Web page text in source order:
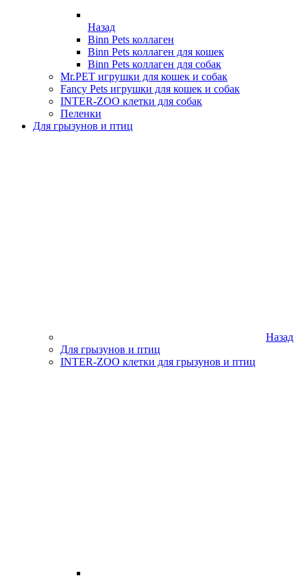
Назад
Binn Pets коллаген
Binn Pets коллаген для кошек
Binn Pets коллаген для собак
Mr.PET игрушки для кошек и собак
Fancy Pets игрушки для кошек и собак
INTER-ZOO клетки для собак
Пеленки
Для грызунов и птиц
Назад
Для грызунов и птиц
INTER-ZOO клетки для грызунов и птиц